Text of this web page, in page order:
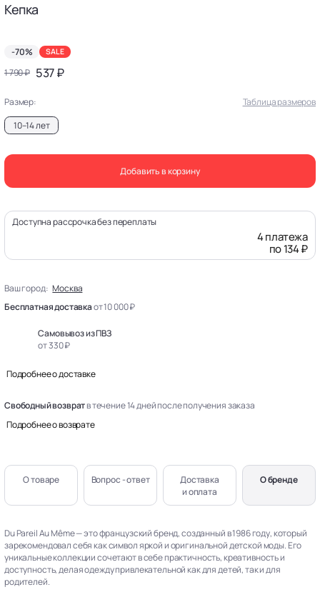
Кепка
-70% SALE
1 790 ₽ 537 ₽
Размер:
Таблица размеров
10–14 лет
Добавить в корзину
Доступна рассрочка без переплаты
4 платежа
по 134 ₽
Ваш город: Москва
Бесплатная доставкаот 10 000 ₽
Самовывоз из ПВЗ
от 330 ₽
Подробнее о доставке
Свободный возвратв течение 14 дней после получения заказа
Подробнее о возврате
О товаре Вопрос - ответ
Доставка
и оплата
О бренде
Du Pareil Au Même — это французский бренд, созданный в 1986 году, который
зарекомендовал себя как символ яркой и оригинальной детской моды. Его
уникальные коллекции сочетают в себе практичность, креативность и
доступность, делая одежду привлекательной как для детей, так и для
родителей.